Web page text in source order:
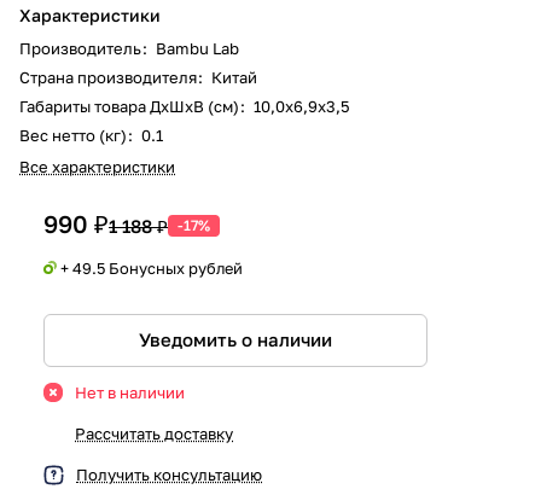
Характеристики
Производитель: Bambu Lab
Страна производителя: Китай
Габариты товара ДxШxВ (см): 10,0x6,9x3,5
Вес нетто (кг): 0.1
Все характеристики
990 ₽1 188 ₽ -17%
+ 49.5 Бонусных рублей
Уведомить о наличии
Нет в наличии
Рассчитать доставку
Получить консультацию